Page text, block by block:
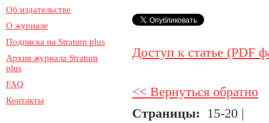
Об издательстве
О журнале
Подписка на Stratum plus
Архив журнала Stratum
plus
FAQ
Контакты
Доступ к статье (PDF
<< Вернуться обратно
Страницы: 15-20 |